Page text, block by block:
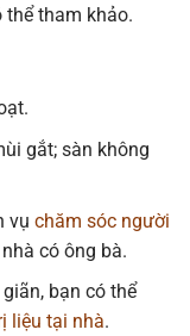
thể tham khảo.
gắt; sàn không
vụ chăm sóc người
có ông bà.
bạn có thể
liệu tại nhà.